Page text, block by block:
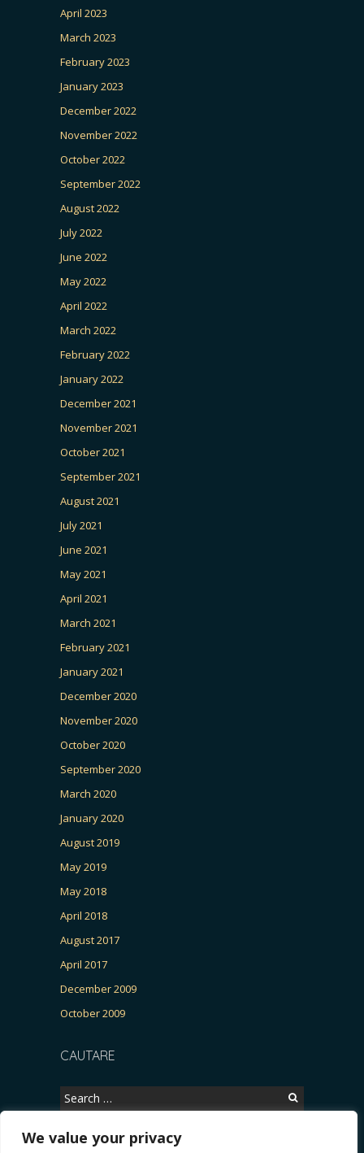
We value your privacy
April 2023
March 2023
February 2023
January 2023
December 2022
November 2022
October 2022
September 2022
August 2022
July 2022
June 2022
May 2022
April 2022
March 2022
February 2022
January 2022
December 2021
November 2021
October 2021
September 2021
August 2021
July 2021
June 2021
May 2021
April 2021
March 2021
February 2021
January 2021
December 2020
November 2020
October 2020
September 2020
March 2020
January 2020
August 2019
May 2019
May 2018
April 2018
August 2017
April 2017
December 2009
October 2009
CAUTARE
Search
for: